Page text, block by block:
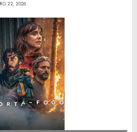
22, 2026